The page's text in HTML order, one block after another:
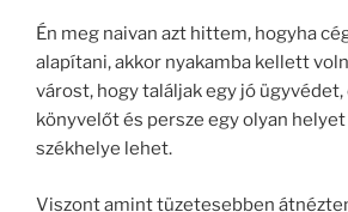
Én meg naivan azt hittem, hogyha
alapítani, akkor nyakamba kellett
várost, hogy találjak egy jó
könyvelőt és persze egy olyan helyet
székhelye lehet.
Viszont amint tüzetesebben